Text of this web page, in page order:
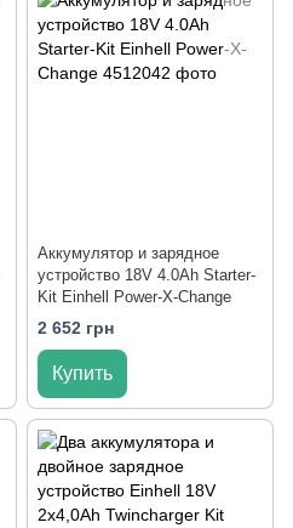
Аккумулятор и зарядное
устройство 18V 4.0Аh Starter-
Kit Einhell Power-X-Change
2 652 грн
Купить